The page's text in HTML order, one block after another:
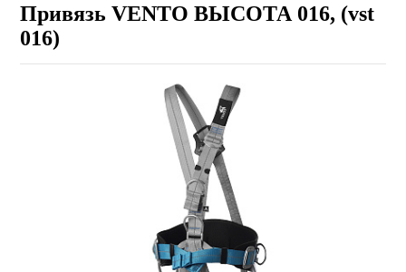
Привязь VENTO ВЫСОТА 016, (vst
016)